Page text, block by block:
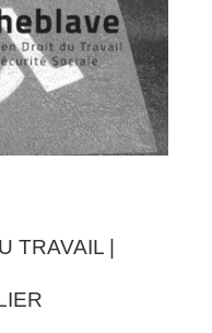
TRAVAIL |